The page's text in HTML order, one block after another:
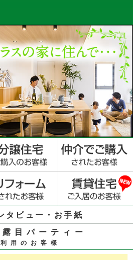
タビュー・お手紙
目パーティー
用のお客様